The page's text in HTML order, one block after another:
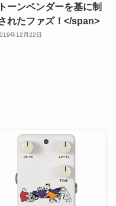
ーンベンダーを基に制
れたファズ！</span>
年12月22日